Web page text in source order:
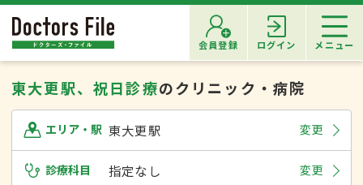
会員登録 ログイン メニュー
東大更駅、祝日診療のクリニック・病院
エリア・駅 東大更駅 変更
診療科目 指定なし 変更